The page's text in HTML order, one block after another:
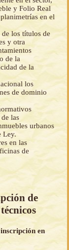
y Folio Real
en el
los títulos de
y otra
de la
de la
los
de dominio
las
urbanos
Ley.
en las
de
de
en